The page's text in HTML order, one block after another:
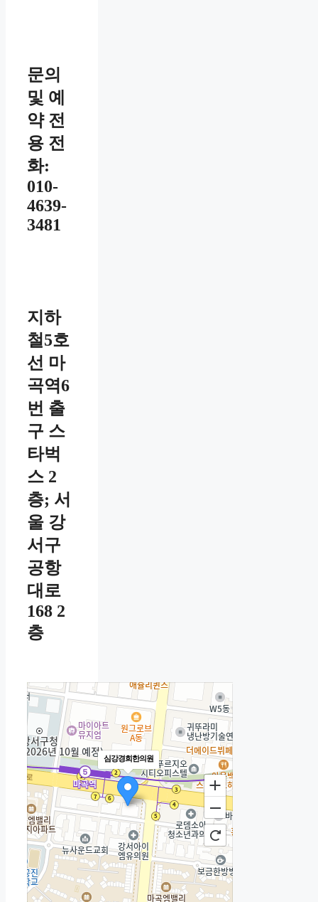
문의
및 예
약 전
용 전
화:
010-
4639-
3481
지하
철5호
선 마
곡역6
번 출
구 스
타벅
스 2
층; 서
울 강
서구
공항
대로
168 2
층
심강경희한의원